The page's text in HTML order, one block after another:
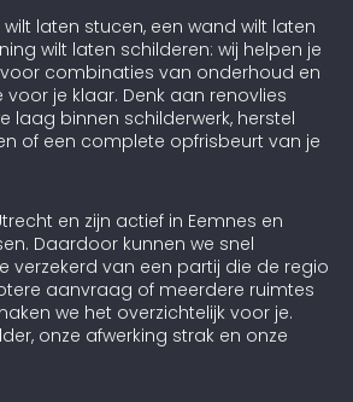
laten stucen, een wand wilt laten
wilt laten schilderen: wij helpen je
combinaties van onderhoud en
je klaar. Denk aan renovlies
laag binnen schilderwerk, herstel
of een complete opfrisbeurt van je
en zijn actief in Eemnes en
Daardoor kunnen we snel
verzekerd van een partij die de regio
aanvraag of meerdere ruimtes
we het overzichtelijk voor je.
onze afwerking strak en onze